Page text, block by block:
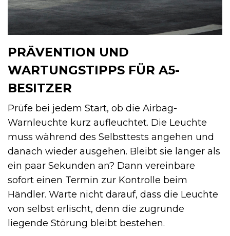
PRÄVENTION UND
WARTUNGSTIPPS FÜR A5-
BESITZER
Prüfe bei jedem Start, ob die Airbag-
Warnleuchte kurz aufleuchtet. Die Leuchte
muss während des Selbsttests angehen und
danach wieder ausgehen. Bleibt sie länger als
ein paar Sekunden an? Dann vereinbare
sofort einen Termin zur Kontrolle beim
Händler. Warte nicht darauf, dass die Leuchte
von selbst erlischt, denn die zugrunde
liegende Störung bleibt bestehen.